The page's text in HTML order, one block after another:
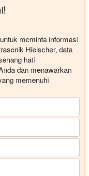
meminta informasi
Hielscher, data
hati
dan menawarkan
memenuhi